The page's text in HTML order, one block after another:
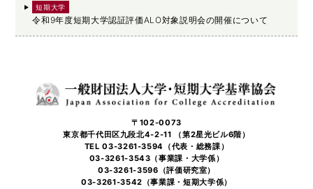
短期大学
令和9年度短期大学認証評価ALO対象説明会の開催について
〒102-0073
東京都千代田区九段北4-2-11 （第2星光ビル6階）
TEL 03-3261-3594（代表・総務課）
03-3261-3543（事業課・大学係）
03-3261-3596（評価研究室）
03-3261-3542（事業課・短期大学係）